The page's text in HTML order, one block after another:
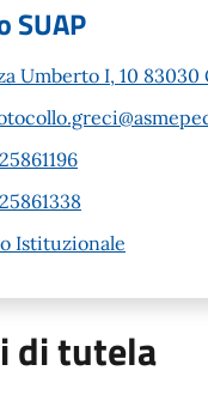
SUAP
Umberto I, 10 83030
Istituzionale
di tutela